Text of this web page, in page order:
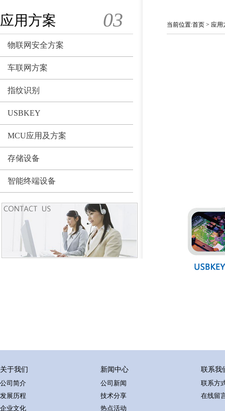
应用方案 03
物联网安全方案
车联网方案
指纹识别
USBKEY
MCU应用及方案
存储设备
智能终端设备
当前位置:首页 > 应用
关于我们
公司简介
发展历程
企业文化
新闻中心
公司新闻
技术分享
热点活动
联系我
联系方
在线留